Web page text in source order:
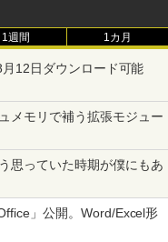
400cd/m? 光沢IPS
470g 超軽量 Type-C対
ター サブディスプレイ
1週間 1カ月
12日ダウンロード可能
メモリで補う拡張モジュー
思っていた時期が僕にもあ
」公開。Word/Excel形